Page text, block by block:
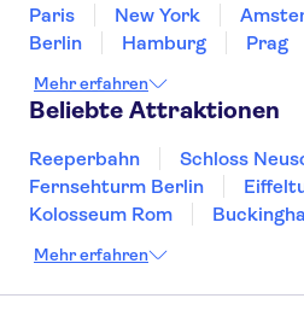
Paris
New York
Berlin
Hamburg Prag
Stuttgart
Heidelberg
Mehr erfahren
Beliebte Attraktionen
Reeperbahn
Schloss
Fernsehturm Berlin
Kolosseum Rom
Sagrada Familia
Moulin Rouge
Burj Khalifa
Mehr erfahren